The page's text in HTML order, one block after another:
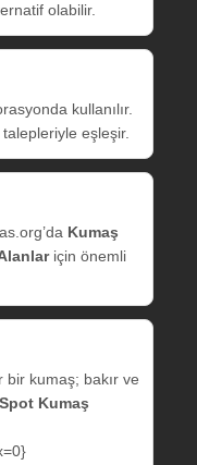
olabilir.
kullanılır.
talepleriyle eşleşir.
Kumaş
için önemli
bir kumaş; bakır ve
Spot Kumaş